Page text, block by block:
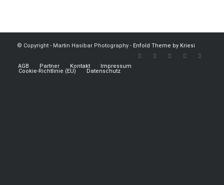
© Copyright - Martin Hasibar Photography - Enfold Theme by Kriesi
AGB Partner Kontakt Impressum
Cookie-Richtlinie (EU) Datenschutz